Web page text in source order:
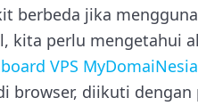
berbeda jika
kita perlu mengetahui
VPS MyDomaiNesia
browser, diikuti